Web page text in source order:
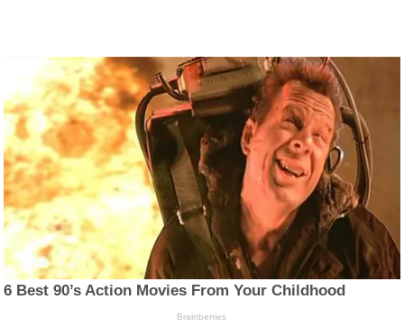
6 Best 90’s Action Movies From Your Childhood
Brainberries